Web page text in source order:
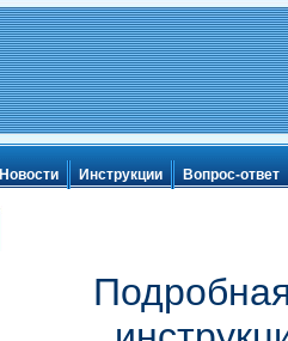
Новости Инструкции Вопрос-ответ